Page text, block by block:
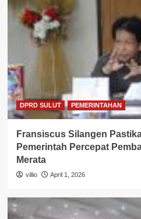
DPRD SULUT PEMERINTAHAN
Fransiscus Silangen
Pemerintah Percepat
Merata
villio April 1, 2026